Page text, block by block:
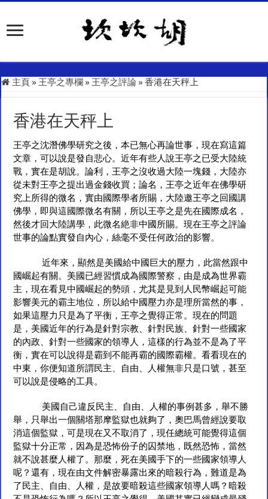
主頁 » 王亭之專欄 » 王亭之評論 » 香港在天秤上
香港在天秤上
王亭之沈潛佛學研究之後，本已無心再論世事，現在寫這篇
文章，可以說是發自悲心。近年有些人說王亭之已受大陸統
戰，實在是胡說。論利，王亭之沒收過大陸一塊錢，大陸亦
從未對王亭之提出過金錢收買；論名，王亭之近年在佛學研
究上所得的微名，實由國際學者所賜，大陸邀王亭之回國講
佛學，即與這國際微名有關，所以王亭之是先在國際成名，
然後才回大陸講學，此微名絶非中國所賜。現在王亭之評論
世事的論點實發自內心，絲毫不受任何政治的影響。
近年來，顯然是美國給中國巨大的壓力，此當然跟中
國崛起有關。美國已經習慣成為國際警察，由是成為世界霸
主，現在看見中國崛起的勢頭，尤其是見到人民幣崛起可能
影響美元的霸主地位，所以給中國壓力亦是理所當然的事，
如果這壓力只是為了平衡，王亭之覺得正常。現在的問題
是，美國近年的行為是針對宗教、針對民族、針對一些國家
的內政、針對一些國家的領導人，這樣的行為並不是為了平
衡，實在可以說得是霸到不能再霸的國際霸權。看看現在的
中東，你便知道所謂民主、自由、人權無非只是口號，甚至
可以說是侵略的工具。
美國自己違反民主、自由、人權的事例甚多，舉不勝
舉，只舉出一個關塔那摩監獄也就夠了，奧巴馬曾經說要取
消這個監獄，可是現在又不取消了，現任總統可能覺得這個
監獄十分正常，因為是恐怖份子的囚禁地，既然恐怖，當然
就不說甚麼人權了。那麼，死在美國手下的一些國家領導人
呢？還有，現在由文件解密暴露出來的暗殺行為，難道是為
了民主、自由、人權，是故要暗殺這些國家領導人嗎？暗殺